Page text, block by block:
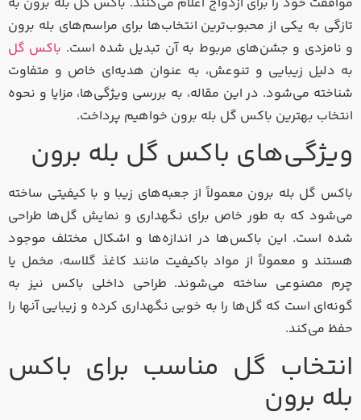
تازگی به یکی از محبوب‌ترین انتخاب‌ها برای مراسم‌های بله برون
و نامزدی و جشن‌های مربوط به آن تبدیل شده است. باکس گل
به دلیل زیبایی و تنوعش، به عنوان هدیه‌ای خاص و متفاوت
شناخته می‌شود. در این مقاله، به بررسی ویژگی‌ها، مزایا و نحوه
انتخاب بهترین باکس گل بله برون خواهیم پرداخت.
ویژگی‌های باکس گل بله برون
باکس گل بله برون معمولاً از جعبه‌های زیبا و با کیفیتی ساخته
می‌شود که به طور خاص برای نگهداری و نمایش گل‌ها طراحی
شده است. این باکس‌ها در اندازه‌ها و اشکال مختلف موجود
هستند و معمولاً از مواد باکیفیت مانند کاغذ گلاسه، مخمل یا
چرم مصنوعی ساخته می‌شوند. طراحی داخلی باکس نیز به
گونه‌ای است که گل‌ها را به خوبی نگهداری کرده و زیبایی آنها را
حفظ می‌کند.
انتخاب گل مناسب برای باکس
بله برون